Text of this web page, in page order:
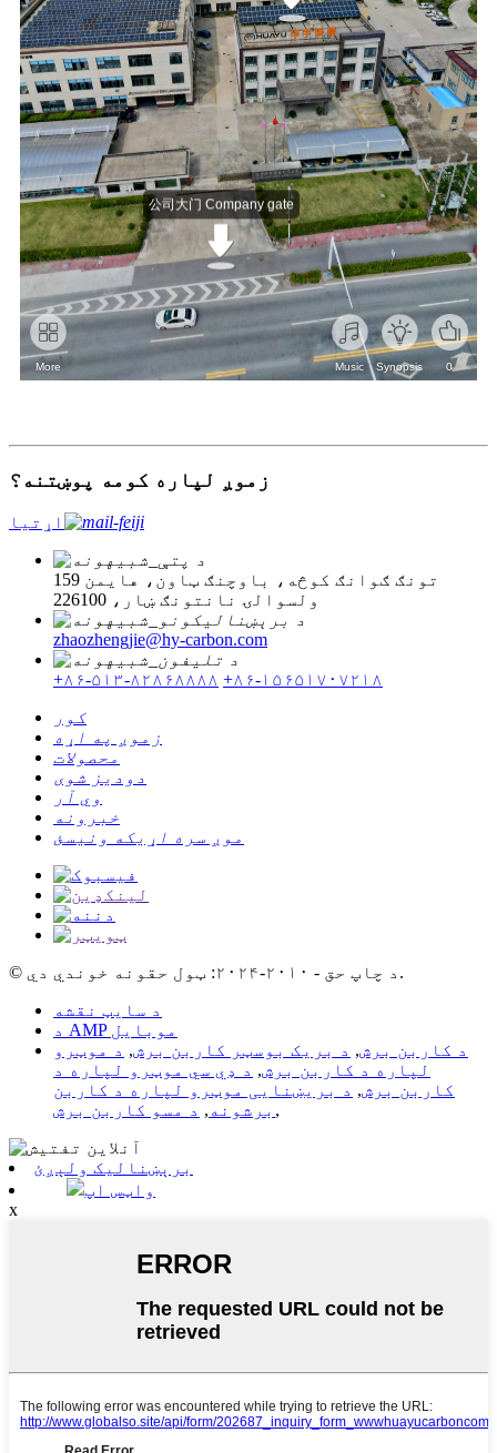
زموږ لپاره کومه پوښتنه؟
اړتیا
159 تونګ ګوانګ کوڅه، باوچنګ ټاون، هایمن
ولسوالۍ نانتونګ ښار، 226100
zhaozhengjie@hy-carbon.com
+۸۶-۵۱۳-۸۲۸۶۸۸۸۸ +۸۶-۱۵۶۵۱۷۰۷۲۱۸
کور
زموږ په اړه
محصولات
دودیز شوی
وي آر
خبرونه
موږ سره اړیکه ونیسئ
© د چاپ حق - ۲۰۱۰-۲۰۲۴: ټول حقونه خوندي دي.
د سایټ نقشه
د AMP موبایل
د کاربن برش, د بریک بوسټر کاربن برش, د موټرو
لپاره د کاربن برش, د ډي سي موټرو لپاره د
کاربن برش, د بریښنایی موټرو لپاره د کاربن
برشونه , د مسو کاربن برش ,
برېښنالیک ولېږئ
واټس اپ
x